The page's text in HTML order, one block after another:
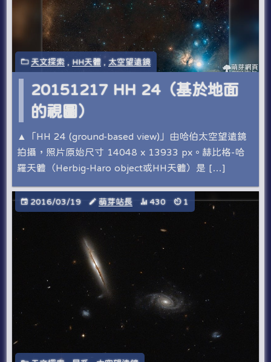
天文探索 ,HH天體 太空望遠鏡
20151217 HH 24（基於地面
的視圖）
▲「HH 24 (ground-based view)」由哈伯太空望遠鏡
拍攝，照片原始尺寸 14048 x 13933 px。赫比格-哈
羅天體（Herbig-Haro object或HH天體）是 […]
2016/03/19 萌芽站長 430 1